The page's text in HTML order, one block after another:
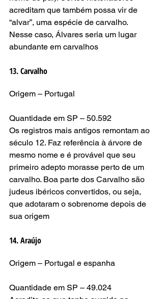
acreditam que também possa vir de
“alvar”, uma espécie de carvalho.
Nesse caso, Álvares seria um lugar
abundante em carvalhos
13. Carvalho
Origem – Portugal
Quantidade em SP – 50.592
Os registros mais antigos remontam ao
século 12. Faz referência à árvore de
mesmo nome e é provável que seu
primeiro adepto morasse perto de um
carvalho. Boa parte dos Carvalho são
judeus ibéricos convertidos, ou seja,
que adotaram o sobrenome depois de
sua origem
14. Araújo
Origem – Portugal e espanha
Quantidade em SP – 49.024